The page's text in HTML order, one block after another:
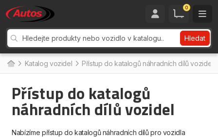
0
Hledat
Katalog vozidel Přístup do katalogů náhradních dílů vozidel
Přístup do katalogů
náhradních dílů vozidel
Nabízíme přístup do katalogů náhradních dílů pro vozidla